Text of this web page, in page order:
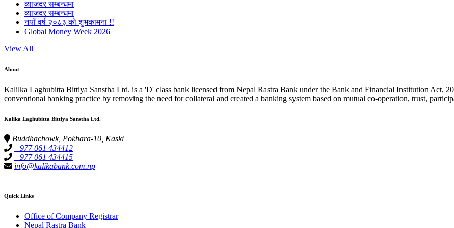
व्याजदर सम्बन्धमा
व्याजदर सम्बन्धमा
नयाँ वर्ष २०८३ को शुभकामना !!
Global Money Week 2026
View All
About
Kalilka Laghubitta Bittiya Sanstha Ltd. is a 'D' class bank licensed from Nepal Rastra Bank under the Bank and Financial Institution Act,
conventional banking practice by removing the need for collateral and created a banking system based on mutual co-operation, trust,
Kalika Laghubitta Bittiya Sanstha Ltd.
Buddhachowk, Pokhara-10, Kaski
+977 061 434412
+977 061 434415
info@kalikabank.com.np
Quick Links
Office of Company Registrar
Nepal Rastra Bank